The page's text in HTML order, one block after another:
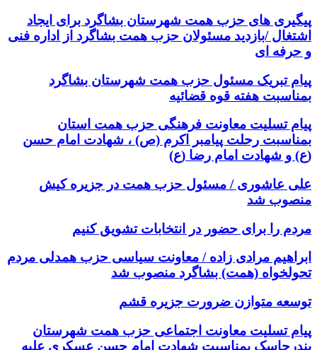
پیگیری های حزب همت شهرستان بشاگرد برای ایجاد
اشتغال /بازدید مسئولان حزب همت بشاگرد از اداره فنی
و حرفه ای
پیام تبریک مسئول حزب همت شهرستان بشاگرد
بمناسبت هفته قوه قضائیه
پیام تسلیت معاونت فرهنگی حزب همت استان
بمناسبت رحلت پیامبر اکرم (ص) ، شهادت امام حسن
(ع) و شهادت امام رضا (ع)
علی عاشوری / مسئول حزب همت در جزیره کیش
منصوب شد
مردم را برای حضور در انتخابات تشویق کنیم
ابراهیم مرادی زاده / معاونت سیاسی حزب همدلی مردم
تحولخواه (همت) بشاگرد منصوب شد
توسعه متوازن ضرورت جزیره قشم
پیام تسلیت معاونت اجتماعی حزب همت شهرستان
بندرجاسک بمناسبت شهادت امام حسن عسکری علیه